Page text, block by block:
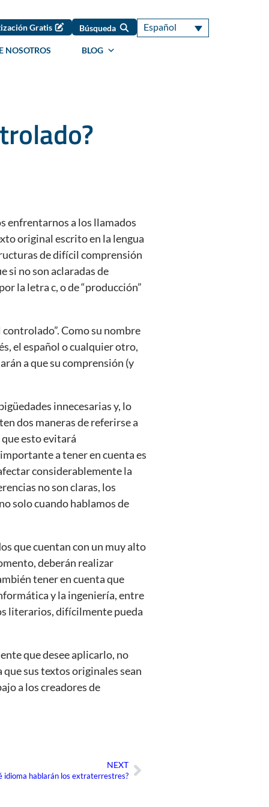
Gratis Búsqueda Español
NOSOTROS BLOG
enfrentarnos a los llamados
original escrito en la lengua
de difícil comprensión
si no son aclaradas de
la letra c, o de “producción”
Como su nombre
el español o cualquier otro,
a que su comprensión (y
innecesarias y, lo
dos maneras de referirse a
esto evitará
a tener en cuenta es
considerablemente la
no son claras, los
solo cuando hablamos de
que cuentan con un muy alto
deberán realizar
tener en cuenta que
y la ingeniería, entre
literarios, difícilmente pueda
que desee aplicarlo, no
sus textos originales sean
a los creadores de
NEXT
idioma hablarán los extraterrestres?Siguiente